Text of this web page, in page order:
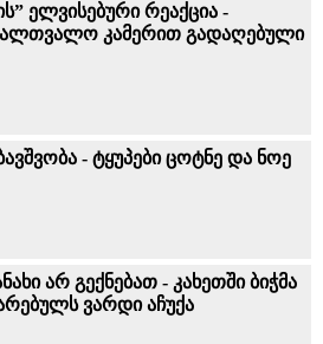
ელვისებური რეაქცია -
კამერით გადაღებული
- ტყუპები ცოტნე და ნოე
არ გექნებათ - კახეთში ბიჭმა
ვარდი აჩუქა